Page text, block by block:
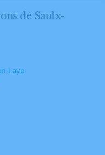
de Saulx-
Laye